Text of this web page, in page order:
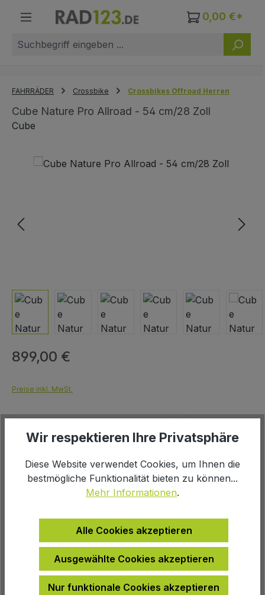
Zum Hauptinhalt springen 0,00 €*
FAHRRÄDER Crossbike Crossbikes Offroad Herren
Cube Nature Pro Allroad - 54 cm/28 Zoll
Cube
Bildergalerie überspringen
Regulärer Preis:
899,00 €
Preise inkl. MwSt.
Produkt Anzahl: Gib denIn den Warenkorb
Wir respektieren Ihre Privatsphäre
Diese Website verwendet Cookies, um Ihnen die
bestmögliche Funktionalität bieten zu können...
Mehr Informationen.
Alle Cookies akzeptieren
Ausgewählte Cookies akzeptieren
Nur funktionale Cookies akzeptieren